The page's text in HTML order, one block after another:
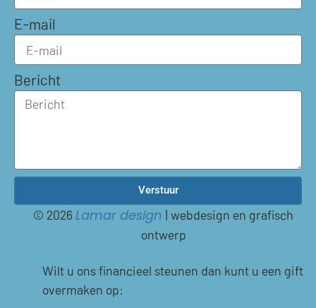
Wilt u ons financieel steunen dan kunt u een gift
overmaken op:
E-mail
Bericht
Verstuur
© 2026 Lamar design | webdesign en grafisch
ontwerp